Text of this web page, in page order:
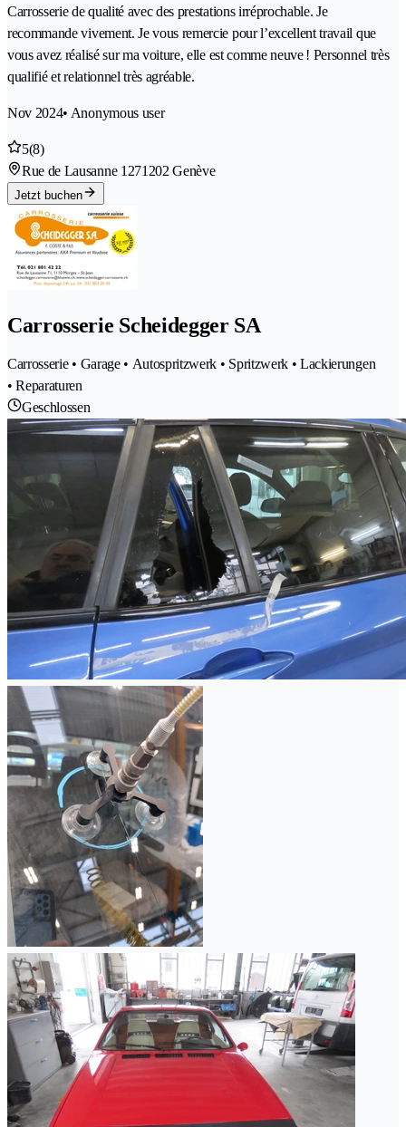
Carrosserie de qualité avec des prestations irréprochable. Je
recommande vivement. Je vous remercie pour l’excellent travail que
vous avez réalisé sur ma voiture, elle est comme neuve ! Personnel très
qualifié et relationnel très agréable.
Nov 2024• Anonymous user
5(8)
Rue de Lausanne 1271202 Genève
Jetzt buchen
Carrosserie Scheidegger SA
Carrosserie • Garage • Autospritzwerk • Spritzwerk • Lackierungen
• Reparaturen
Geschlossen